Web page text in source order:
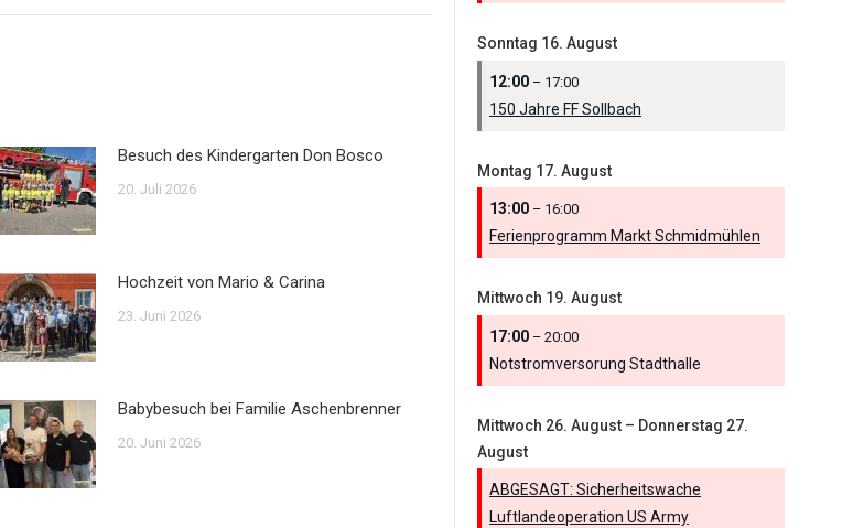
Besuch des Kindergarten Don Bosco
20. Juli 2026
Hochzeit von Mario & Carina
23. Juni 2026
Babybesuch bei Familie Aschenbrenner
20. Juni 2026
Sonntag 16. August
12:00 – 17:00
150 Jahre FF Sollbach
Montag 17. August
13:00 – 16:00
Ferienprogramm Markt Schmidmühlen
Mittwoch 19. August
17:00 – 20:00
Notstromversorung Stadthalle
Mittwoch 26. August – Donnerstag 27.
August
ABGESAGT: Sicherheitswache
Luftlandeoperation US Army